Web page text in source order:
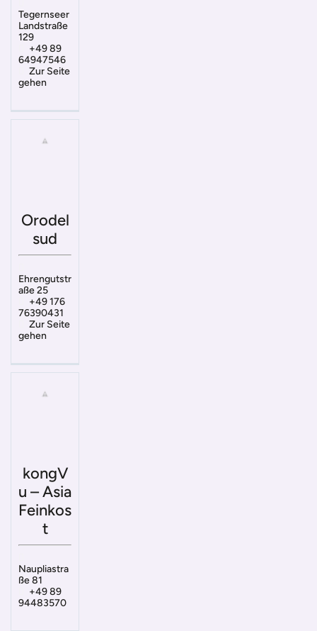
Tegernseer
Landstraße
129
+49 89
64947546
Zur Seite
gehen
Orodel
sud
Ehrengutstr
aße 25
+49 176
76390431
Zur Seite
gehen
kongV
u – Asia
Feinkos
t
Naupliastra
ße 81
+49 89
94483570